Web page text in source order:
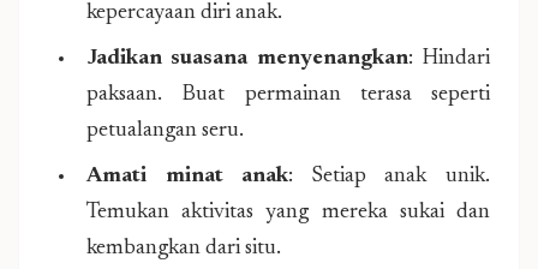
kepercayaan diri anak.
Jadikan suasana menyenangkan: Hindari
paksaan. Buat permainan terasa seperti
petualangan seru.
Amati minat anak: Setiap anak unik.
Temukan aktivitas yang mereka sukai dan
kembangkan dari situ.